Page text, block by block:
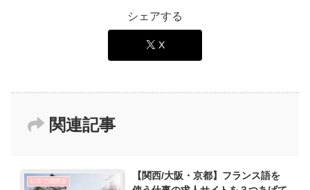
シェアする
X
関連記事
日本で国際派
【関西/大阪・京都】フランス語を